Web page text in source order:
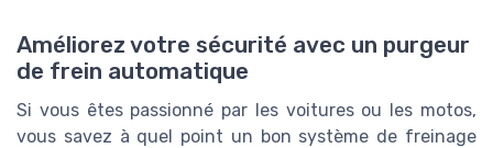
Améliorez votre sécurité avec un purgeur
de frein automatique
Si vous êtes passionné par les voitures ou les motos,
vous savez à quel point un bon système de freinage